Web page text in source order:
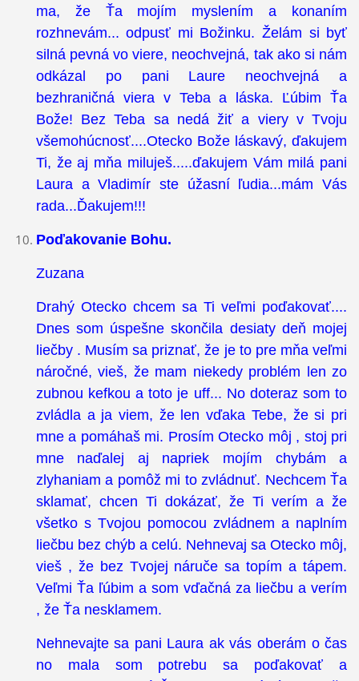
ma, že Ťa mojím myslením a konaním
rozhnevám... odpusť mi Božinku. Želám si byť
silná pevná vo viere, neochvejná, tak ako si nám
odkázal po pani Laure neochvejná a
bezhraničná viera v Teba a láska. Ľúbim Ťa
Bože! Bez Teba sa nedá žiť a viery v Tvoju
všemohúcnosť....Otecko Bože láskavý, ďakujem
Ti, že aj mňa miluješ.....ďakujem Vám milá pani
Laura a Vladimír ste úžasní ľudia...mám Vás
rada...Ďakujem!!!
Poďakovanie Bohu.
Zuzana
Drahý Otecko chcem sa Ti veľmi poďakovať....
Dnes som úspešne skončila desiaty deň mojej
liečby . Musím sa priznať, že je to pre mňa veľmi
náročné, vieš, že mam niekedy problém len zo
zubnou kefkou a toto je uff... No doteraz som to
zvládla a ja viem, že len vďaka Tebe, že si pri
mne a pomáhaš mi. Prosím Otecko môj , stoj pri
mne naďalej aj napriek mojím chybám a
zlyhaniam a pomôž mi to zvládnuť. Nechcem Ťa
sklamať, chcen Ti dokázať, že Ti verím a že
všetko s Tvojou pomocou zvládnem a naplním
liečbu bez chýb a celú. Nehnevaj sa Otecko môj,
vieš , že bez Tvojej náruče sa topím a tápem.
Veľmi Ťa ľúbim a som vďačná za liečbu a verím
, že Ťa nesklamem.
Nehnevajte sa pani Laura ak vás oberám o čas
no mala som potrebu sa poďakovať a